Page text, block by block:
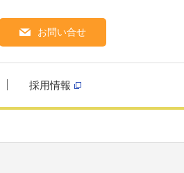
採用情報
お問い合せ